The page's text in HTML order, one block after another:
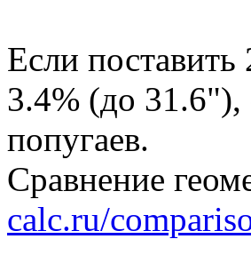
Если
3.4% (до 31.6"),
попугаев.
Сравнение
calc.ru/